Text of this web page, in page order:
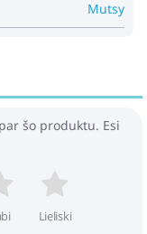
Mutsy
šo produktu. Esi
Lieliski